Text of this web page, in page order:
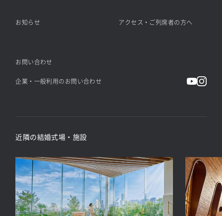
お知らせ アクセス・ご列席者の方へ
お問い合わせ
企業・一般利用のお問い合わせ
近隣の結婚式場・施設